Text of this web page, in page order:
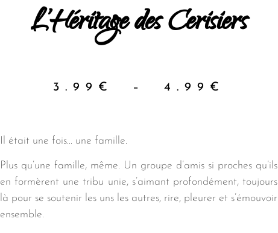
L’Héritage des Cerisiers
3.99 € – 4.99 €
Il était une fois… une famille.
Plus qu’une famille, même. Un groupe d’amis si proches qu’ils
en formèrent une tribu unie, s’aimant profondément, toujours
là pour se soutenir les uns les autres, rire, pleurer et s’émouvoir
ensemble.